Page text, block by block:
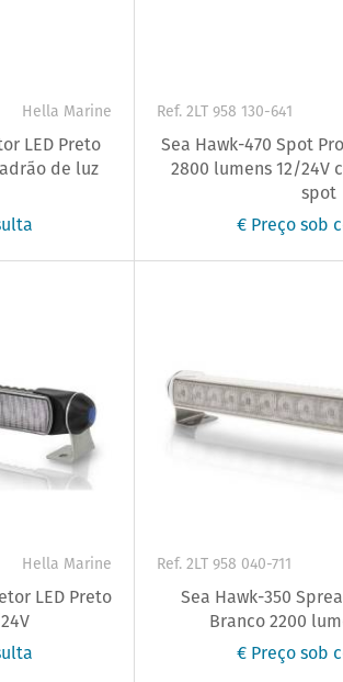
Hella Marine
LED Preto
de luz
Ref. 2LT 958 130-641
Sea Hawk-470 Spot
2800 lumens 12/24V
spot
€ Preço sob
Hella Marine
LED Preto
Ref. 2LT 958 040-711
Sea Hawk-350
Branco 2200
€ Preço sob